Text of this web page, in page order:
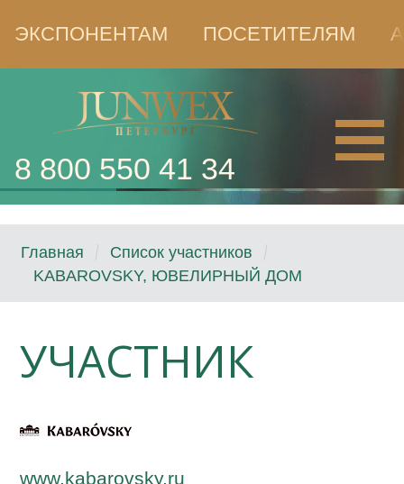
ЭКСПОНЕНТАМ ПОСЕТИТЕЛЯМ
8 800 550 41 34
Главная
Список участников
KABAROVSKY, ЮВЕЛИРНЫЙ ДОМ
УЧАСТНИК
www.kabarovsky.ru